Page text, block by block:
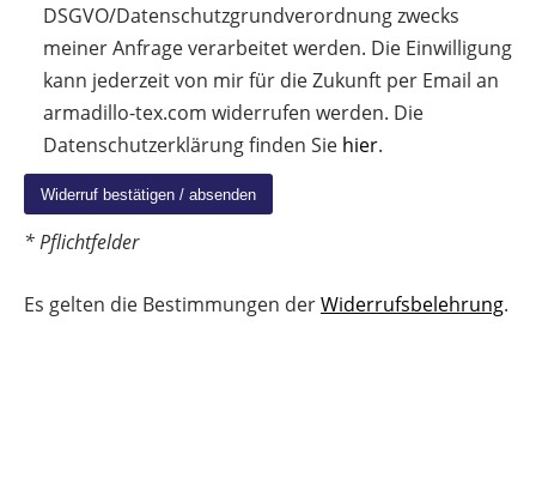
DSGVO/Datenschutzgrundverordnung zwecks
meiner Anfrage verarbeitet werden. Die Einwilligung
kann jederzeit von mir für die Zukunft per Email an
armadillo-tex.com widerrufen werden. Die
Datenschutzerklärung finden Sie hier.
* Pflichtfelder
Es gelten die Bestimmungen derWiderrufsbelehrung.